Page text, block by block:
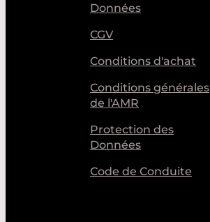
Données
CGV
Conditions d'achat
Conditions générales
de l'AMR
Protection des
Données
Code de Conduite